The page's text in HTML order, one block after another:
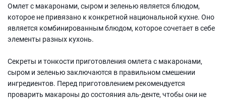
Омлет с макаронами, сыром и зеленью является блюдом,
которое не привязано к конкретной национальной кухне. Оно
является комбинированным блюдом, которое сочетает в себе
элементы разных кухонь.
Секреты и тонкости приготовления омлета с макаронами,
сыром и зеленью заключаются в правильном смешении
ингредиентов. Перед приготовлением рекомендуется
проварить макароны до состояния аль-денте, чтобы они не